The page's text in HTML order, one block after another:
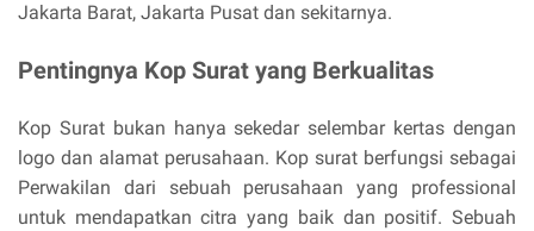
Jakarta Barat, Jakarta Pusat dan sekitarnya.
Pentingnya Kop Surat yang Berkualitas
Kop Surat bukan hanya sekedar selembar kertas dengan
logo dan alamat perusahaan. Kop surat berfungsi sebagai
Perwakilan dari sebuah perusahaan yang professional
untuk mendapatkan citra yang baik dan positif. Sebuah